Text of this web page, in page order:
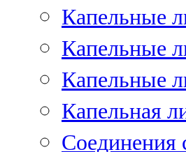
Капельные
Капельные
Капельные
Капельная
Соединения